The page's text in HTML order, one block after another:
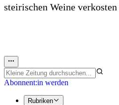
steirischen Weine
Abonnent:in werden
Rubriken